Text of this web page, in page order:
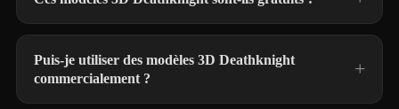
Puis-je utiliser des modèles 3D Deathknight
commercialement ?